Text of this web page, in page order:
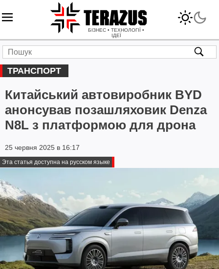
БІЗНЕС • ТЕХНОЛОГІЇ •
ІДЕЇ
ТРАНСПОРТ
Китайський автовиробник BYD
анонсував позашляховик Denza
N8L з платформою для дрона
25 червня 2025 в 16:17
Эта статья доступна на русском языке